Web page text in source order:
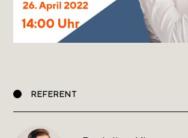
REFERENT